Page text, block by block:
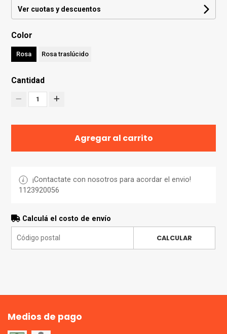
Ver cuotas y descuentos
Color
Rosa Rosa traslúcido
Cantidad
1
Agregar al carrito
¡Contactate con nosotros para acordar el envio!
1123920056
Calculá el costo de envío
CALCULAR
Medios de pago